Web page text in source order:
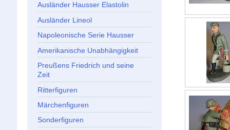
Ausländer Hausser Elastolin
Ausländer Lineol
Napoleonische Serie Hausser
Amerikanische Unabhängigkeit
Preußens Friedrich und seine
Zeit
Ritterfiguren
Märchenfiguren
Sonderfiguren